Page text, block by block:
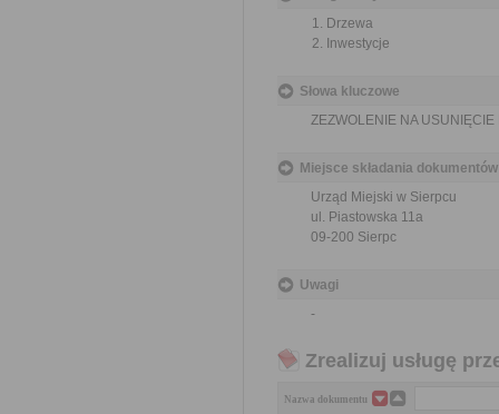
Drzewa
Inwestycje
Słowa kluczowe
ZEZWOLENIE NA
Miejsce składania dokumentów
Urząd Miejski w Sierpcu
ul. Piastowska 11a
09-200 Sierpc
Uwagi
-
Zrealizuj usługę
Nazwa dokumentu